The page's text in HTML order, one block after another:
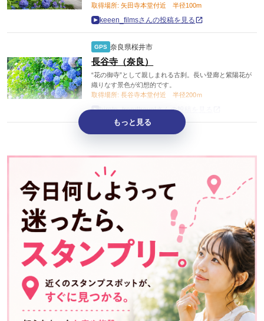
取得場所: 矢田寺本堂付近 半径100m
keeen_filmsさんの投稿を見る
GPS 奈良県桜井市
長谷寺（奈良）
“花の御寺”として親しまれる古刹。長い登廊と紫陽花が
織りなす景色が幻想的です。
取得場所: 長谷寺本堂付近 半径200ｍ
hiroto_trendtravelさんの投稿を見る
もっと見る